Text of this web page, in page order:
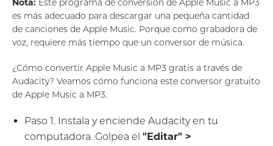
Nota: Este programa de conversión de Apple Music a MP3
es más adecuado para descargar una pequeña cantidad
de canciones de Apple Music. Porque como grabadora de
voz, requiere más tiempo que un conversor de música.
¿Cómo convertir Apple Music a MP3 gratis a través de
Audacity? Veamos cómo funciona este conversor gratuito
de Apple Music a MP3.
Paso 1. Instala y enciende Audacity en tu
computadora. Golpea el "Editar" >